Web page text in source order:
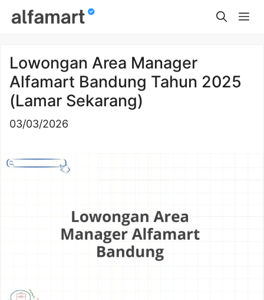
Lowongan Area Manager
Alfamart Bandung Tahun 2025
(Lamar Sekarang)
03/03/2026